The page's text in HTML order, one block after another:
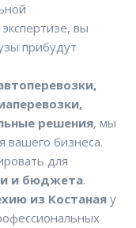
вы
прибудут
решения, мы
вашего бизнеса.
для
и бюджета.
из Костаная у